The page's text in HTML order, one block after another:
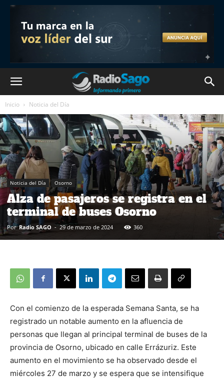
Inicio Noticia del Día
Noticia del Día Osorno
Alza de pasajeros se registra en el
terminal de buses Osorno
Por Radio SAGO - 29 de marzo de 2024 360
Con el comienzo de la esperada Semana Santa, se ha
registrado un notable aumento en la afluencia de
personas que llegan al principal terminal de buses de la
provincia de Osorno, ubicado en calle Errázuriz. Este
aumento en el movimiento se ha observado desde el
miércoles 27 de marzo y se espera que se intensifique